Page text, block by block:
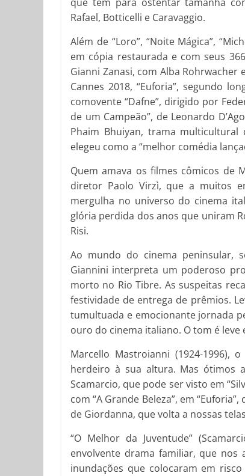
Rafael, Botticelli e Caravaggio.
Além de “Loro”, “Noite Mágica”,
em cópia restaurada e com seus
Gianni Zanasi, com Alba Rohrwacher
Cannes 2018, “Euforia”, segundo
comovente “Dafne”, dirigido por
de um Campeão”, de Leonardo
Phaim Bhuiyan, trama
elegeu como a “melhor comédia
Quem amava os filmes cômicos de
diretor Paolo Virzì, que a muitos
mergulha no universo do cinema
glória perdida dos anos que uniram
Risi.
Ao mundo do cinema peninsular,
Giannini interpreta um poderoso
morto no Rio Tibre. As suspeitas
festividade de entrega de prêmios.
tumultuada e emocionante jornada
ouro do cinema italiano. O tom é leve
Marcello Mastroianni (1924-
herdeiro à sua altura. Mas ótimos
Scamarcio, que pode ser visto em
com “A Grande Beleza”, em
de Giordanna, que volta a nossas
“O Melhor da Juventude”
envolvente drama familiar, que nos
inundações que colocaram em